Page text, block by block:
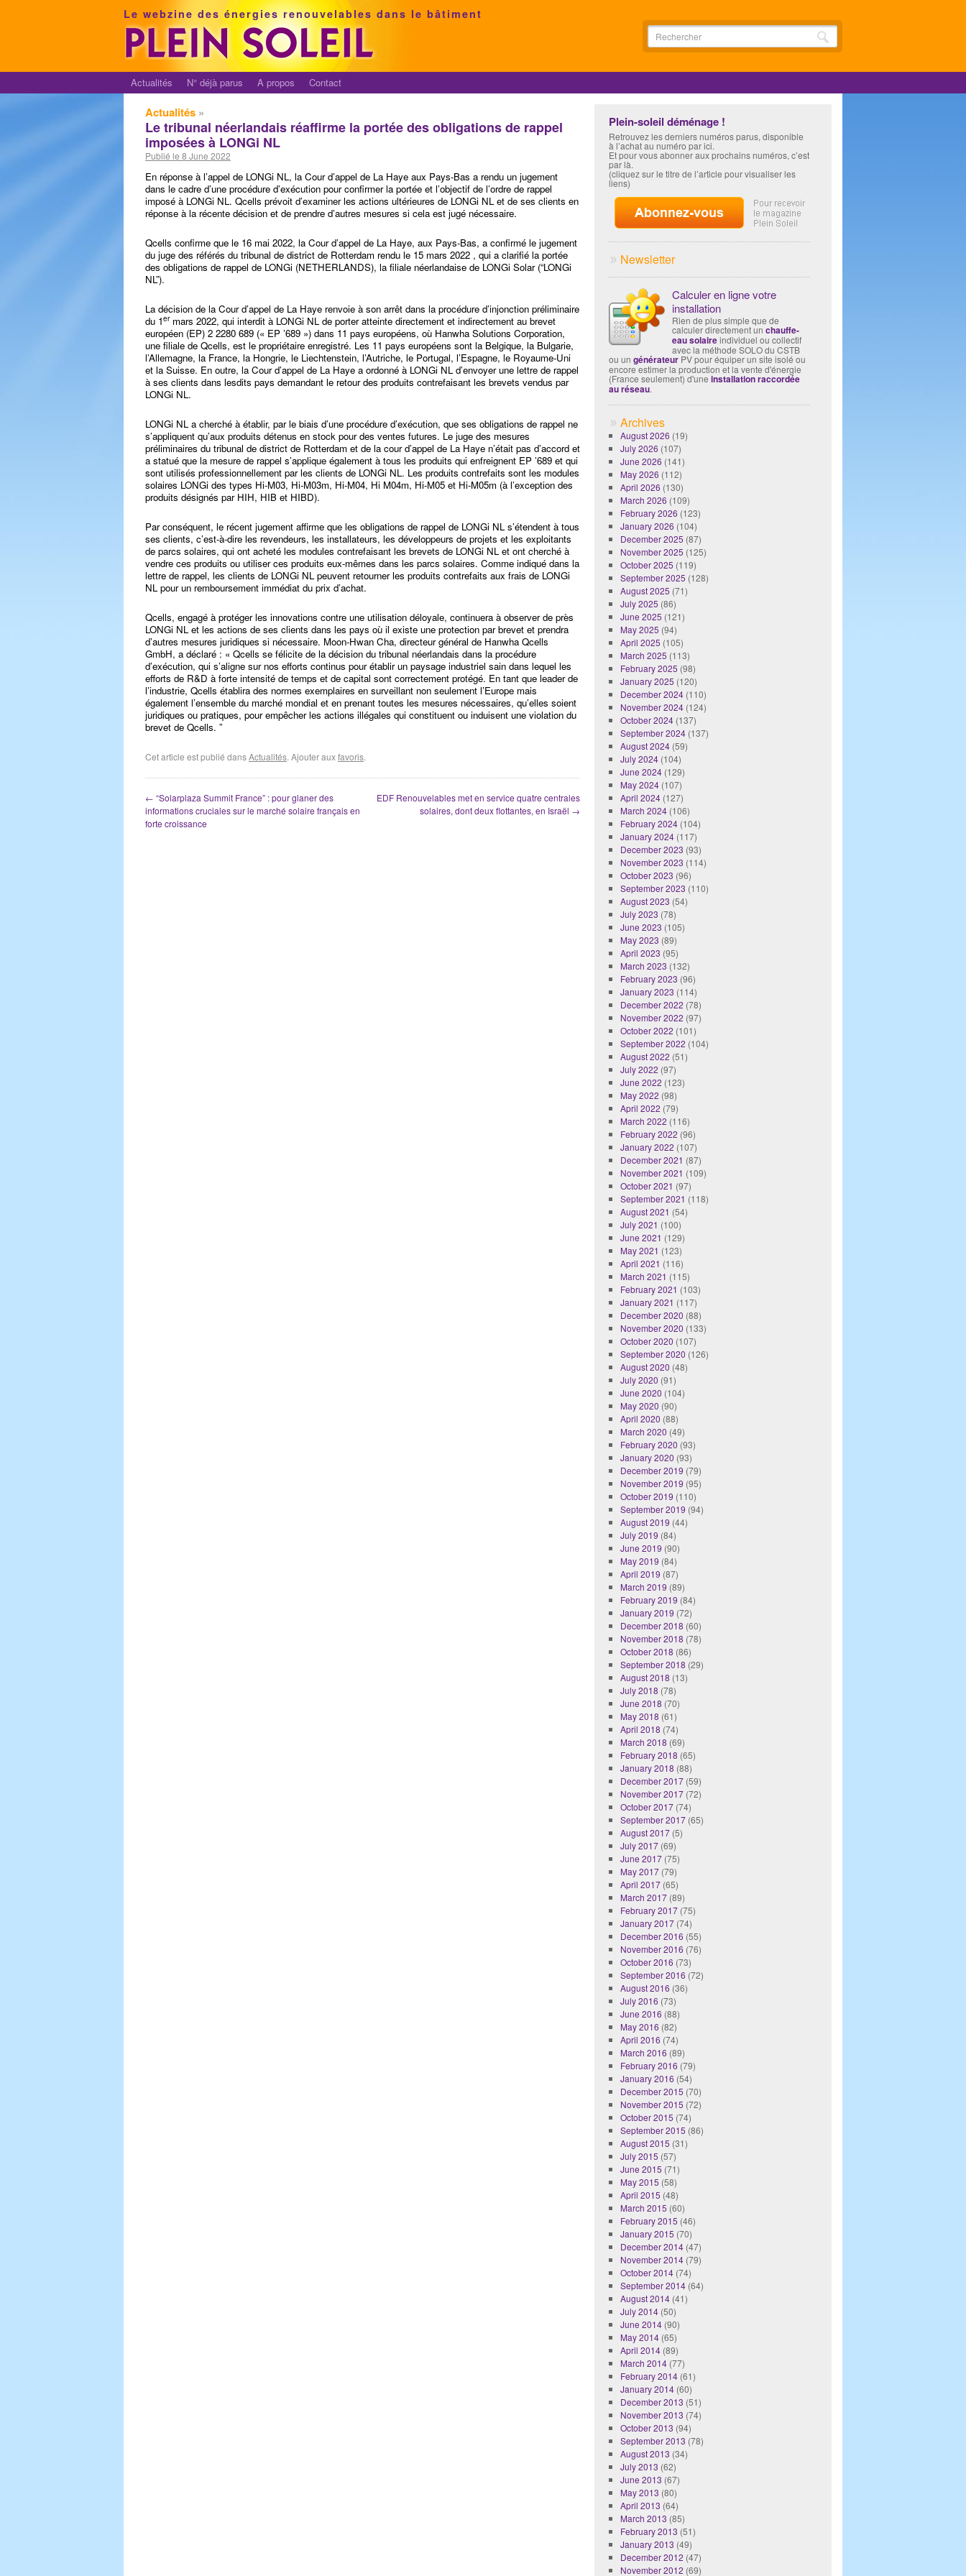
Le webzine des énergies renouvelables dans le bâtiment
Actualités N° déjà parus A propos Contact
Actualités »
Le tribunal néerlandais réaffirme la portée des obligations de rappel
imposées à LONGi NL
Publié le 8 June 2022
En réponse à l’appel de LONGi NL, la Cour d’appel de La Haye aux Pays-Bas a rendu un jugement
dans le cadre d’une procédure d’exécution pour confirmer la portée et l’objectif de l’ordre de rappel
imposé à LONGi NL. Qcells prévoit d’examiner les actions ultérieures de LONGi NL et de ses clients en
réponse à la récente décision et de prendre d’autres mesures si cela est jugé nécessaire.
Qcells confirme que le 16 mai 2022, la Cour d’appel de La Haye, aux Pays-Bas, a confirmé le jugement
du juge des référés du tribunal de district de Rotterdam rendu le 15 mars 2022 , qui a clarifié la portée
des obligations de rappel de LONGi (NETHERLANDS), la filiale néerlandaise de LONGi Solar (“LONGi
NL”).
La décision de la Cour d’appel de La Haye renvoie à son arrêt dans la procédure d’injonction préliminaire
du 1ermars 2022, qui interdit à LONGi NL de porter atteinte directement et indirectement au brevet
européen (EP) 2 2280 689 (« EP ’689 ») dans 11 pays européens, où Hanwha Solutions Corporation,
une filiale de Qcells, est le propriétaire enregistré. Les 11 pays européens sont la Belgique, la Bulgarie,
l’Allemagne, la France, la Hongrie, le Liechtenstein, l’Autriche, le Portugal, l’Espagne, le Royaume-Uni
et la Suisse. En outre, la Cour d’appel de La Haye a ordonné à LONGi NL d’envoyer une lettre de rappel
à ses clients dans lesdits pays demandant le retour des produits contrefaisant les brevets vendus par
LONGi NL.
LONGi NL a cherché à établir, par le biais d’une procédure d’exécution, que ses obligations de rappel ne
s’appliquent qu’aux produits détenus en stock pour des ventes futures. Le juge des mesures
préliminaires du tribunal de district de Rotterdam et de la cour d’appel de La Haye n’était pas d’accord et
a statué que la mesure de rappel s’applique également à tous les produits qui enfreignent EP ’689 et qui
sont utilisés professionnellement par les clients de LONGi NL. Les produits contrefaits sont les modules
solaires LONGi des types Hi-M03, Hi-M03m, Hi-M04, Hi M04m, Hi-M05 et Hi-M05m (à l’exception des
produits désignés par HIH, HIB et HIBD).
Par conséquent, le récent jugement affirme que les obligations de rappel de LONGi NL s’étendent à tous
ses clients, c’est-à-dire les revendeurs, les installateurs, les développeurs de projets et les exploitants
de parcs solaires, qui ont acheté les modules contrefaisant les brevets de LONGi NL et ont cherché à
vendre ces produits ou utiliser ces produits eux-mêmes dans les parcs solaires. Comme indiqué dans la
lettre de rappel, les clients de LONGi NL peuvent retourner les produits contrefaits aux frais de LONGi
NL pour un remboursement immédiat du prix d’achat.
Qcells, engagé à protéger les innovations contre une utilisation déloyale, continuera à observer de près
LONGi NL et les actions de ses clients dans les pays où il existe une protection par brevet et prendra
d’autres mesures juridiques si nécessaire. Moon-Hwan Cha, directeur général de Hanwha Qcells
GmbH, a déclaré : « Qcells se félicite de la décision du tribunal néerlandais dans la procédure
d’exécution, qui s’aligne sur nos efforts continus pour établir un paysage industriel sain dans lequel les
efforts de R&D à forte intensité de temps et de capital sont correctement protégé. En tant que leader de
l’industrie, Qcells établira des normes exemplaires en surveillant non seulement l’Europe mais
également l’ensemble du marché mondial et en prenant toutes les mesures nécessaires, qu’elles soient
juridiques ou pratiques, pour empêcher les actions illégales qui constituent ou induisent une violation du
brevet de Qcells. ”
Cet article est publié dansActualités. Ajouter auxfavoris.
← “Solarplaza Summit France” : pour glaner des
informations cruciales sur le marché solaire français en
forte croissance
EDF Renouvelables met en service quatre centrales
solaires, dont deux flottantes, en Israël →
Plein-soleil déménage !
Retrouvez les derniers numéros parus, disponible
à l’achat au numéro par ici.
Et pour vous abonner aux prochains numéros, c’est
par là.
(cliquez sur le titre de l’article pour visualiser les
liens)
Newsletter
Calculer en ligne votre
installation
Rien de plus simple que de
calculer directement un chauffe-
eau solaireindividuel ou collectif
avec la méthode SOLO du CSTB
ou un générateur PV pour équiper un site isolé ou
encore estimer la production et la vente d'énergie
(France seulement) d'une installation raccordée
au réseau.
Archives
August 2026 (19)
July 2026 (107)
June 2026 (141)
May 2026 (112)
April 2026 (130)
March 2026 (109)
February 2026 (123)
January 2026 (104)
December 2025 (87)
November 2025 (125)
October 2025 (119)
September 2025 (128)
August 2025 (71)
July 2025 (86)
June 2025 (121)
May 2025 (94)
April 2025 (105)
March 2025 (113)
February 2025 (98)
January 2025 (120)
December 2024(110)
November 2024(124)
October 2024(137)
September 2024(137)
August 2024(59)
July 2024(104)
June 2024(129)
May 2024(107)
April 2024(127)
March 2024(106)
February 2024(104)
January 2024(117)
December 2023 (93)
November 2023 (114)
October 2023 (96)
September 2023 (110)
August 2023 (54)
July 2023 (78)
June 2023 (105)
May 2023 (89)
April 2023 (95)
March 2023 (132)
February 2023 (96)
January 2023 (114)
December 2022 (78)
November 2022 (97)
October 2022 (101)
September 2022 (104)
August 2022 (51)
July 2022 (97)
June 2022 (123)
May 2022 (98)
April 2022 (79)
March 2022 (116)
February 2022 (96)
January 2022 (107)
December 2021 (87)
November 2021 (109)
October 2021 (97)
September 2021 (118)
August 2021 (54)
July 2021 (100)
June 2021 (129)
May 2021 (123)
April 2021 (116)
March 2021 (115)
February 2021 (103)
January 2021 (117)
December 2020 (88)
November 2020 (133)
October 2020 (107)
September 2020 (126)
August 2020 (48)
July 2020 (91)
June 2020 (104)
May 2020 (90)
April 2020 (88)
March 2020 (49)
February 2020 (93)
January 2020 (93)
December 2019 (79)
November 2019 (95)
October 2019 (110)
September 2019 (94)
August 2019 (44)
July 2019 (84)
June 2019 (90)
May 2019 (84)
April 2019 (87)
March 2019 (89)
February 2019 (84)
January 2019 (72)
December 2018 (60)
November 2018 (78)
October 2018 (86)
September 2018 (29)
August 2018 (13)
July 2018 (78)
June 2018 (70)
May 2018 (61)
April 2018 (74)
March 2018 (69)
February 2018 (65)
January 2018 (88)
December 2017(59)
November 2017(72)
October 2017(74)
September 2017(65)
August 2017(5)
July 2017(69)
June 2017(75)
May 2017(79)
April 2017(65)
March 2017(89)
February 2017(75)
January 2017(74)
December 2016 (55)
November 2016 (76)
October 2016 (73)
September 2016 (72)
August 2016 (36)
July 2016 (73)
June 2016 (88)
May 2016 (82)
April 2016 (74)
March 2016 (89)
February 2016 (79)
January 2016 (54)
December 2015 (70)
November 2015 (72)
October 2015 (74)
September 2015 (86)
August 2015 (31)
July 2015 (57)
June 2015 (71)
May 2015 (58)
April 2015 (48)
March 2015 (60)
February 2015 (46)
January 2015 (70)
December 2014(47)
November 2014(79)
October 2014(74)
September 2014(64)
August 2014(41)
July 2014(50)
June 2014(90)
May 2014(65)
April 2014(89)
March 2014(77)
February 2014(61)
January 2014(60)
December 2013 (51)
November 2013 (74)
October 2013 (94)
September 2013 (78)
August 2013 (34)
July 2013 (62)
June 2013 (67)
May 2013 (80)
April 2013 (64)
March 2013 (85)
February 2013 (51)
January 2013 (49)
December 2012 (47)
November 2012 (69)